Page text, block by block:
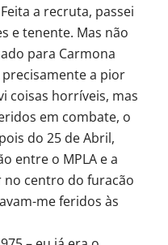
a recruta, passei
e tenente. Mas não
para Carmona
a pior
coisas horríveis, mas
em combate, o
do 25 de Abril,
entre o MPLA e a
no centro do furacão
me feridos às